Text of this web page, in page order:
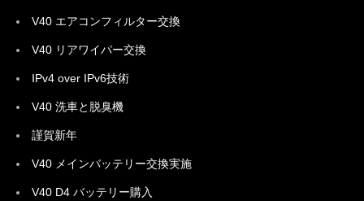
V40 エアコンフィルター交換
V40 リアワイパー交換
IPv4 over IPv6技術
V40 洗車と脱臭機
謹賀新年
V40 メインバッテリー交換実施
V40 D4 バッテリー購入